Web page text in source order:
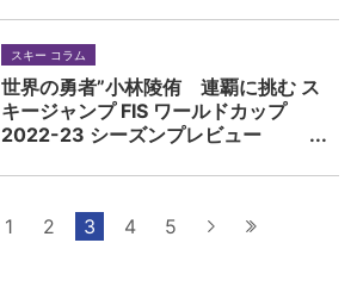
スキー コラム
世界の勇者”小林陵侑 連覇に挑む ス
キージャンプ FIS ワールドカップ
2022-23 シーズンプレビュー
前へ
1 2 3 4 5 次へ